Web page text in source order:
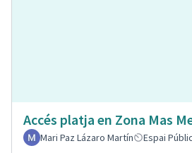
Accés platja en Zona Mas
Mari Paz Lázaro Martín
Espai Públic